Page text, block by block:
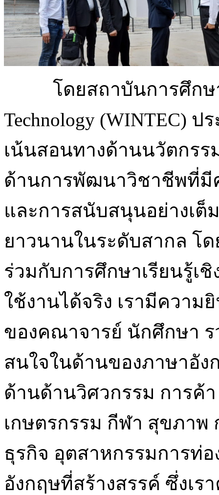
โดยสถาบันการศึกษ
Technology (WINTEC)
เน้นสอนทางด้านนวัตกร
ด้านการพัฒนาวิชาชีพที่มี
และการสนับสนุนอย่างเ
ยาวนานในระดับสากล โ
ร่วมกับการศึกษาเรียนรู้เ
ใช้งานได้จริง เรามีควา
ของคณาจารย์ นักศึกษา
สนใจในด้านของภาษาอัง
ด้านด้านวิศวกรรม การค้
เกษตรกรรม กีฬา สุขภาพ
ธุรกิจ อุตสาหกรรมการท่
อังกฤษที่สร้างสรรค์ ซึ่งเร